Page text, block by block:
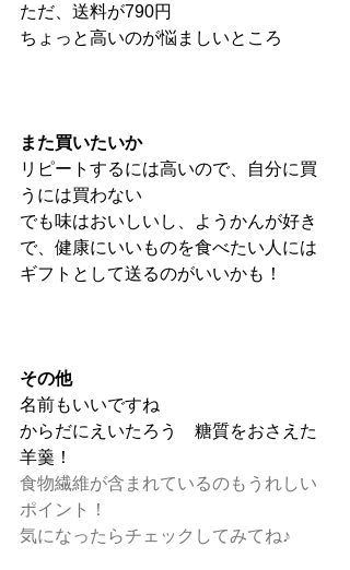
ただ、送料が790円
ちょっと高いのが悩ましいところ
また買いたいか
リピートするには高いので、自分に買
うには買わない
でも味はおいしいし、ようかんが好き
で、健康にいいものを食べたい人には
ギフトとして送るのがいいかも！
その他
名前もいいですね
からだにえいたろう　糖質をおさえた
羊羹！
食物繊維が含まれているのもうれしい
ポイント！
気になったらチェックしてみてね♪